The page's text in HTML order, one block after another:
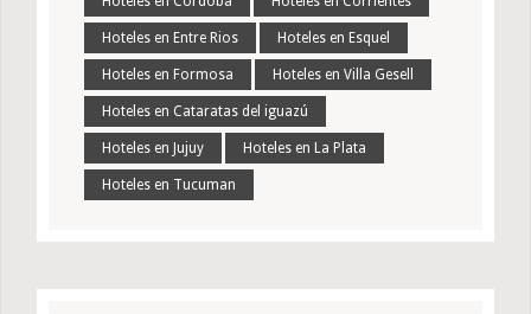
Hoteles en Entre Rios Hoteles en Esquel
Hoteles en Formosa Hoteles en Villa Gesell
Hoteles en Cataratas del iguazú
Hoteles en Jujuy Hoteles en La Plata
Hoteles en Tucuman